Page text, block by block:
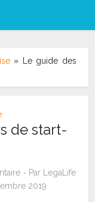
»
Le guide des
de start-
Par
LegaLife
2019